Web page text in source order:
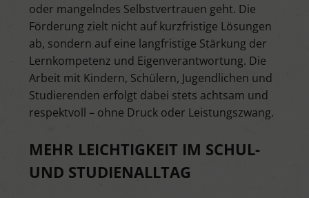
oder mangelndes Selbstvertrauen geht. Die
Förderung zielt nicht auf kurzfristige Lösungen
ab, sondern auf eine langfristige Stärkung der
Lernkompetenz und Eigenverantwortung. Die
Arbeit mit Kindern, Schülern, Jugendlichen und
Studierenden erfolgt dabei stets achtsam und
respektvoll – ohne Druck oder Leistungszwang.
MEHR LEICHTIGKEIT IM SCHUL-
UND STUDIENALLTAG